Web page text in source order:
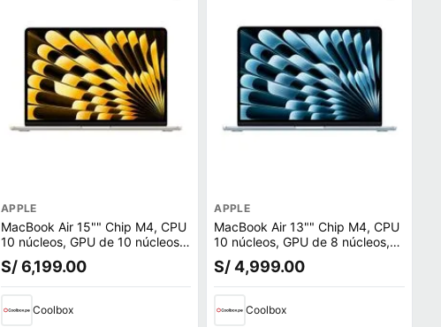
APPLE
MacBook Air 15"" Chip M4, CPU
10 núcleos, GPU de 10 núcleos,
512GB SSD, 16GB RAM, macOS,
starlight
S/ 6,199.00
Coolbox
APPLE
MacBook Air 13"" Chip M4, CPU
10 núcleos, GPU de 8 núcleos,
256GB SSD, 16GB RAM, macOS,
skyblue
S/ 4,999.00
Coolbox